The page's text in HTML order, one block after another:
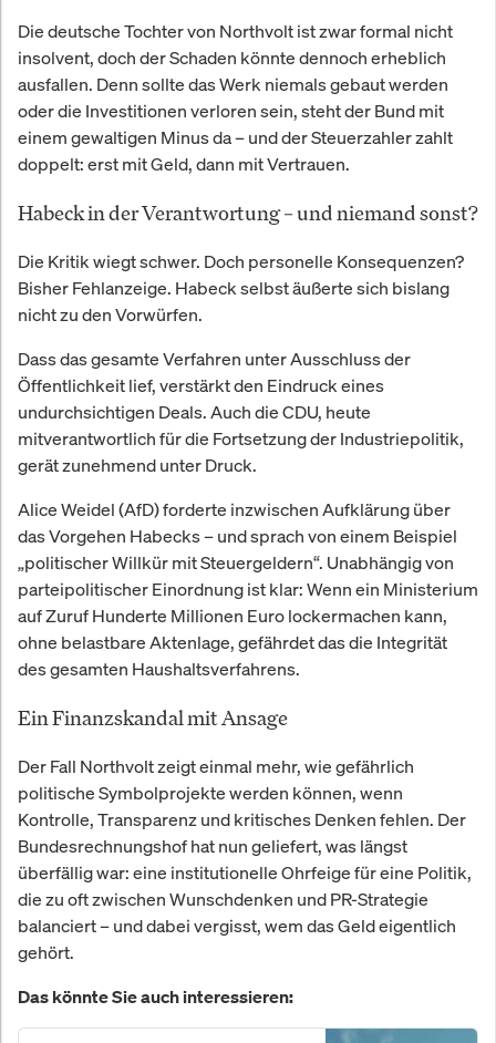
Die deutsche Tochter von Northvolt ist zwar formal nicht
insolvent, doch der Schaden könnte dennoch erheblich
ausfallen. Denn sollte das Werk niemals gebaut werden
oder die Investitionen verloren sein, steht der Bund mit
einem gewaltigen Minus da – und der Steuerzahler zahlt
doppelt: erst mit Geld, dann mit Vertrauen.
Habeck in der Verantwortung – und niemand sonst?
Die Kritik wiegt schwer. Doch personelle Konsequenzen?
Bisher Fehlanzeige. Habeck selbst äußerte sich bislang
nicht zu den Vorwürfen.
Dass das gesamte Verfahren unter Ausschluss der
Öffentlichkeit lief, verstärkt den Eindruck eines
undurchsichtigen Deals. Auch die CDU, heute
mitverantwortlich für die Fortsetzung der Industriepolitik,
gerät zunehmend unter Druck.
Alice Weidel (AfD) forderte inzwischen Aufklärung über
das Vorgehen Habecks – und sprach von einem Beispiel
„politischer Willkür mit Steuergeldern“. Unabhängig von
parteipolitischer Einordnung ist klar: Wenn ein Ministerium
auf Zuruf Hunderte Millionen Euro lockermachen kann,
ohne belastbare Aktenlage, gefährdet das die Integrität
des gesamten Haushaltsverfahrens.
Ein Finanzskandal mit Ansage
Der Fall Northvolt zeigt einmal mehr, wie gefährlich
politische Symbolprojekte werden können, wenn
Kontrolle, Transparenz und kritisches Denken fehlen. Der
Bundesrechnungshof hat nun geliefert, was längst
überfällig war: eine institutionelle Ohrfeige für eine Politik,
die zu oft zwischen Wunschdenken und PR-Strategie
balanciert – und dabei vergisst, wem das Geld eigentlich
gehört.
Das könnte Sie auch interessieren: